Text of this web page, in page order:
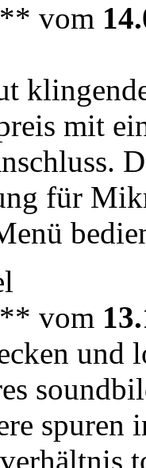
** vom
mit
für
** vom
und
spuren